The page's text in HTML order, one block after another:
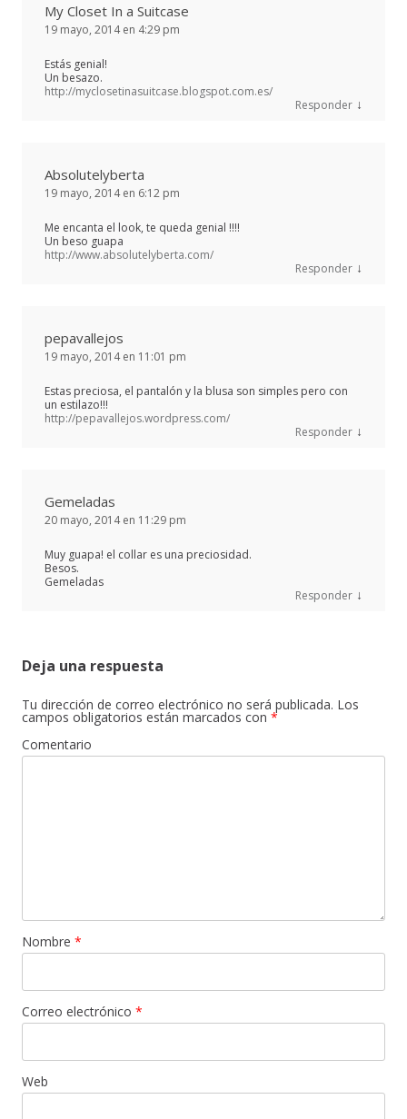
My Closet In a Suitcase
19 mayo, 2014 en 4:29 pm
Estás genial!
Un besazo.
http://myclosetinasuitcase.blogspot.com.es/
Responder ↓
Absolutelyberta
19 mayo, 2014 en 6:12 pm
Me encanta el look, te queda genial !!!!
Un beso guapa
http://www.absolutelyberta.com/
Responder ↓
pepavallejos
19 mayo, 2014 en 11:01 pm
Estas preciosa, el pantalón y la blusa son simples pero con
un estilazo!!!
http://pepavallejos.wordpress.com/
Responder ↓
Gemeladas
20 mayo, 2014 en 11:29 pm
Muy guapa! el collar es una preciosidad.
Besos.
Gemeladas
Responder ↓
Deja una respuesta
Tu dirección de correo electrónico no será publicada. Los
campos obligatorios están marcados con *
Comentario
Nombre *
Correo electrónico *
Web